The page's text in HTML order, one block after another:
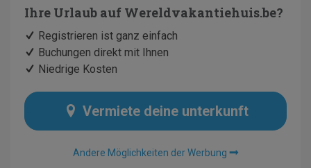
Ihre Urlaub auf Wereldvakantiehuis.be?
Registrieren ist ganz einfach
Buchungen direkt mit Ihnen
Niedrige Kosten
Vermiete deine unterkunft
Andere Möglichkeiten der Werbung